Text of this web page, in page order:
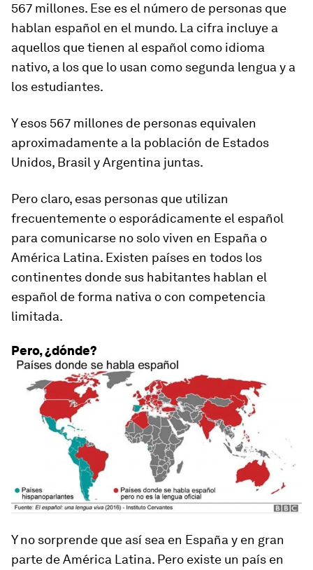
567 millones. Ese es el número de personas que
hablan español en el mundo. La cifra incluye a
aquellos que tienen al español como idioma
nativo, a los que lo usan como segunda lengua y a
los estudiantes.
Y esos 567 millones de personas equivalen
aproximadamente a la población de Estados
Unidos, Brasil y Argentina juntas.
Pero claro, esas personas que utilizan
frecuentemente o esporádicamente el español
para comunicarse no solo viven en España o
América Latina. Existen países en todos los
continentes donde sus habitantes hablan el
español de forma nativa o con competencia
limitada.
Pero, ¿dónde?
Y no sorprende que así sea en España y en gran
parte de América Latina. Pero existe un país en